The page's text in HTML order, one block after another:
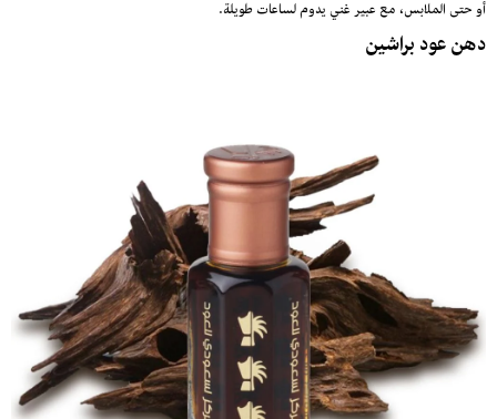
أو حتى الملابس، مع عبير غني يدوم لساعات طويلة.
دهن عود براشين